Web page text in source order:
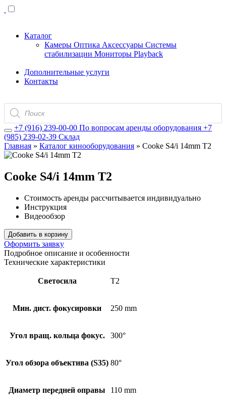
Каталог
Камеры Оптика Аксессуары Системы
стабилизации Мониторы Playback
Дополнительные услуги
Контакты
Поиск
товаров
+7 (916) 239-00-00 По вопросам аренды оборудования +7
(985) 239-02-39 Склад
Главная » Каталог кинооборудования » Cooke S4/i 14mm T2
Cooke S4/i 14mm T2
Стоимость аренды рассчитывается индивидуально
Инструкция
Видеообзор
Добавить в корзину
Оформить заявку
Подробное описание и особенности
Технические характеристики
Светосила T2
Мин. дист. фокусировки 250 mm
Угол вращ. кольца фокус. 300°
Угол обзора объектива (S35) 80°
Диаметр передней оправы 110 mm